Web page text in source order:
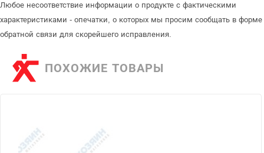
Любое несоответствие информации о продукте с фактическими
характеристиками - опечатки, о которых мы просим сообщать в форме
обратной связи для скорейшего исправления.
ПОХОЖИЕ ТОВАРЫ